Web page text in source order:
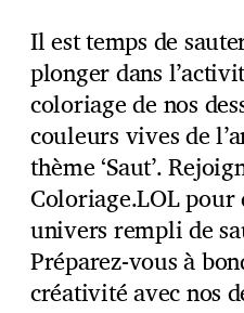
Il est temps de
plonger dans
coloriage de nos
couleurs vives de
thème ‘Saut’.
Coloriage.LOL
univers rempli de
Préparez-vous à
créativité avec nos